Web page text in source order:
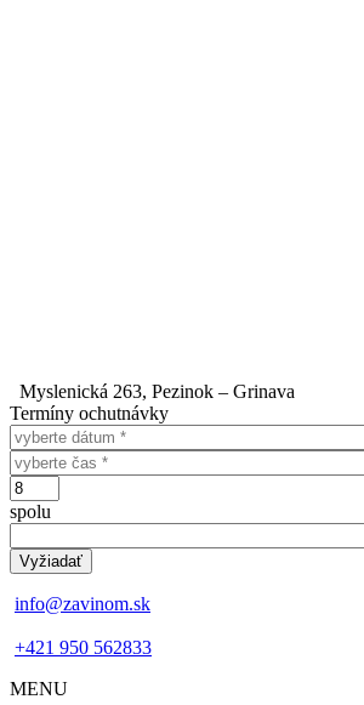
Myslenická 263, Pezinok – Grinava
Termíny ochutnávky
Dátum
Čas
Počet
spolu
info@zavinom.sk
+421 950 562833
MENU